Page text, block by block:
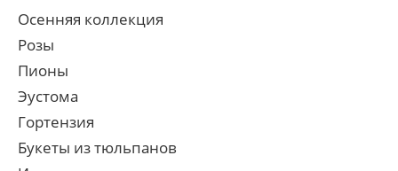
Осенняя коллекция
Розы
Пионы
Эустома
Гортензия
Букеты из тюльпанов